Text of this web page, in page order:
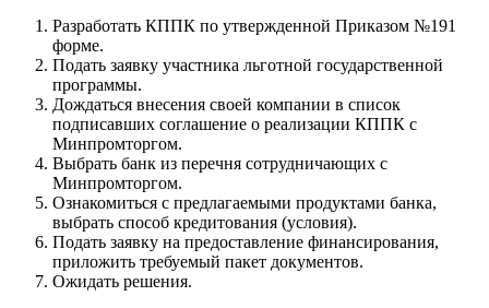
Разработать КППК по утвержденной Приказом №191
форме.
Подать заявку участника льготной государственной
программы.
Дождаться внесения своей компании в список
подписавших соглашение о реализации КППК с
Минпромторгом.
Выбрать банк из перечня сотрудничающих с
Минпромторгом.
Ознакомиться с предлагаемыми продуктами банка,
выбрать способ кредитования (условия).
Подать заявку на предоставление финансирования,
приложить требуемый пакет документов.
Ожидать решения.